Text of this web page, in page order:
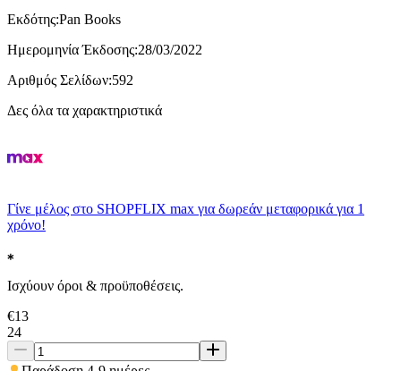
Εκδότης:Pan Books
Ημερομηνία Έκδοσης:28/03/2022
Αριθμός Σελίδων:592
Δες όλα τα χαρακτηριστικά
Γίνε μέλος στο SHOPFLIX max για δωρεάν μεταφορικά για 1
χρόνο!
Ισχύουν όροι & προϋποθέσεις.
€13
24